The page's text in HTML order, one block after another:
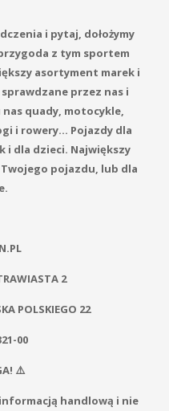
i pytaj, dołożymy
z tym sportem
asortyment marek i
przez nas i
quady, motocykle,
i rowery… Pojazdy dla
i dla dzieci. Największy
pojazdu, lub dla
2
POLSKIEGO 22
00
⚠️
handlową i nie